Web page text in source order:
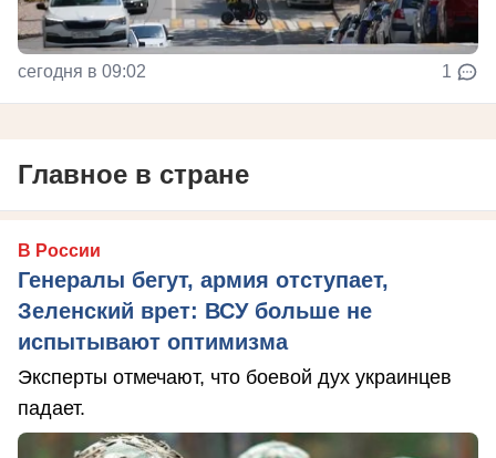
сегодня в 09:02 1
Главное в стране
В России
Генералы бегут, армия отступает,
Зеленский врет: ВСУ больше не
испытывают оптимизма
Эксперты отмечают, что боевой дух украинцев
падает.